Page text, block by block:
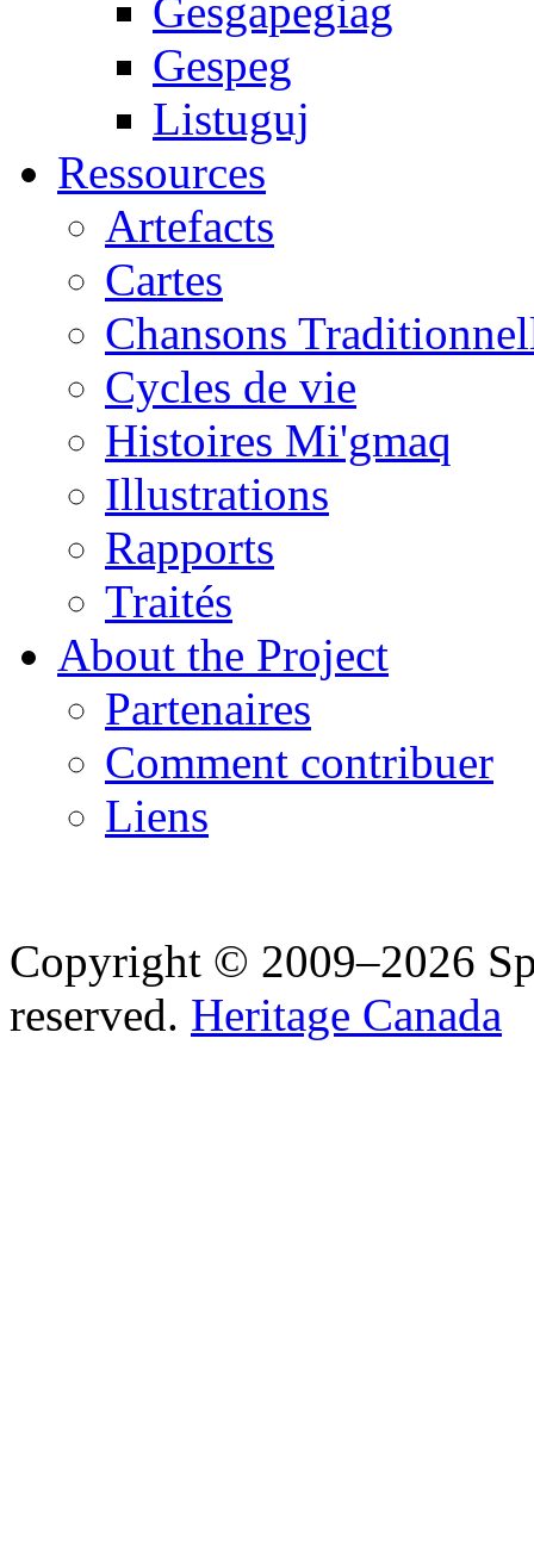
Gesgapegiag
Gespeg
Listuguj
Ressources
Artefacts
Cartes
Chansons
Cycles de vie
Histoires Mi'gmaq
Illustrations
Rapports
Traités
About the Project
Partenaires
Comment contribuer
Liens
Copyright © 2009–2026
reserved. Heritage Canada